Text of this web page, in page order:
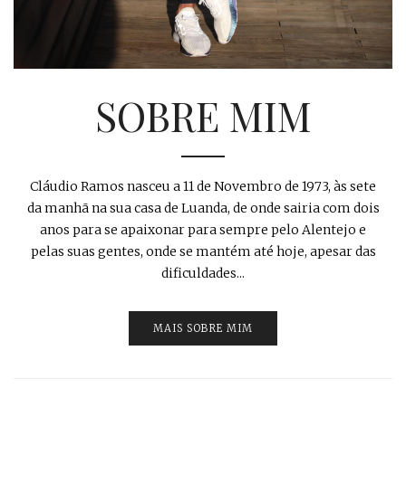
SOBRE MIM
Cláudio Ramos nasceu a 11 de Novembro de 1973, às sete
da manhã na sua casa de Luanda, de onde sairia com dois
anos para se apaixonar para sempre pelo Alentejo e
pelas suas gentes, onde se mantém até hoje, apesar das
dificuldades...
MAIS SOBRE MIM